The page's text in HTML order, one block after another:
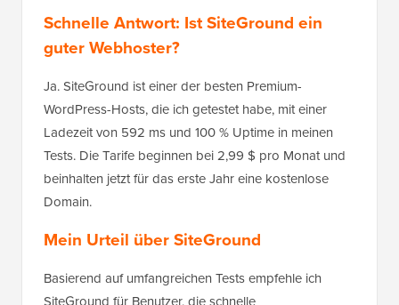
Schnelle Antwort: Ist SiteGround ein
guter Webhoster?
Ja. SiteGround ist einer der besten Premium-
WordPress-Hosts, die ich getestet habe, mit einer
Ladezeit von 592 ms und 100 % Uptime in meinen
Tests. Die Tarife beginnen bei 2,99 $ pro Monat und
beinhalten jetzt für das erste Jahr eine kostenlose
Domain.
Mein Urteil über SiteGround
Basierend auf umfangreichen Tests empfehle ich